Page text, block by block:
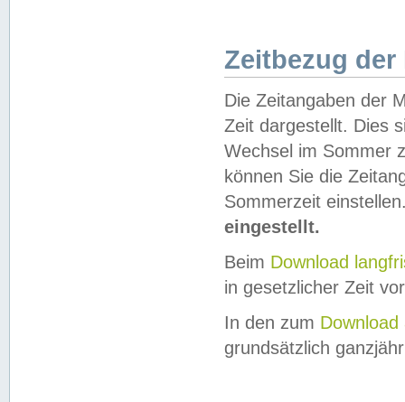
Zeitbezug der
Die Zeitangaben der
Zeit dargestellt. Dies
Wechsel im Sommer
können Sie die
Sommerzeit
eingestellt.
Beim Download
in gesetzlicher Zeit
In den zum Download
grundsätzlich